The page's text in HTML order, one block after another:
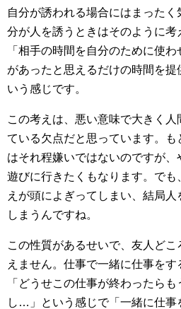
自分が誘われる場合にはまった
分が人を誘うときはそのように考
「相手の時間を自分のために使
があったと思えるだけの時間を提
いう感じです。
この考えは、悪い意味で大きく
ている欠点だと思っています。も
はそれ程嫌いではないのですが、
遊びに行きたくもなります。で
えが頭によぎってしまい、結局
しまうんですね。
この性質があるせいで、友人ど
えません。仕事で一緒に仕事をす
「どうせこの仕事が終わったら
し…」という感じで「一緒に仕事